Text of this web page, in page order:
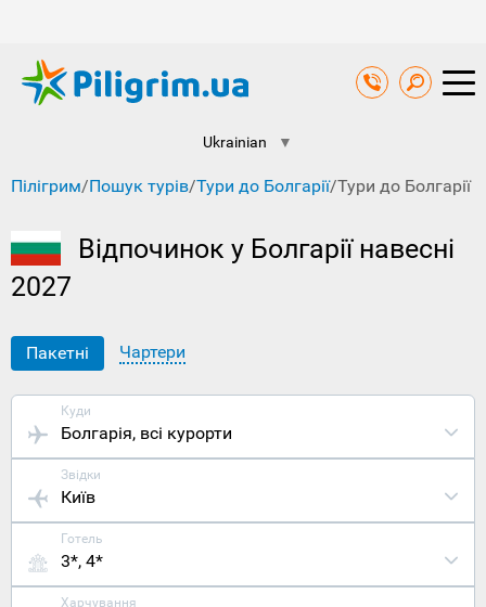
Ukrainian ▼
Пілігрим/Пошук турів/Тури до Болгарії/Тури до Болгарії
Відпочинок у Болгарії навесні
2027
Пакетні Чартери
Куди
Болгарія, всі курорти
Звідки
Київ
Готель
3*, 4*
Харчування